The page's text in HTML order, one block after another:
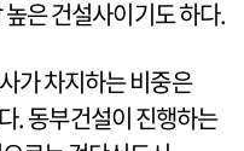
은 건설사이기도 하다.
가 차지하는 비중은
. 동부건설이 진행하는